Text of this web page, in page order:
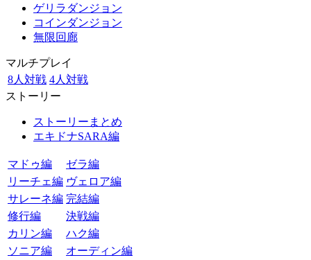
ゲリラダンジョン
コインダンジョン
無限回廊
マルチプレイ
8人対戦 4人対戦
ストーリー
ストーリーまとめ
エキドナSARA編
マドゥ編
ゼラ編
リーチェ編 ヴェロア編
サレーネ編 完結編
修行編
決戦編
カリン編
ハク編
ソニア編
オーディン編